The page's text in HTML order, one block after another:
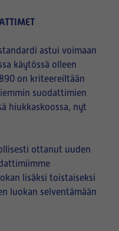
astui voimaan
käytössä olleen
on kriteereiltään
suodattimien
hiukkaskoossa, nyt
ottanut uuden
lisäksi toistaiseksi
luokan selventämään